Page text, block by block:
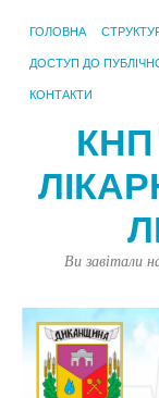
ГОЛОВНА
ДОСТУП ДО
КОНТАКТИ
Ви завітали